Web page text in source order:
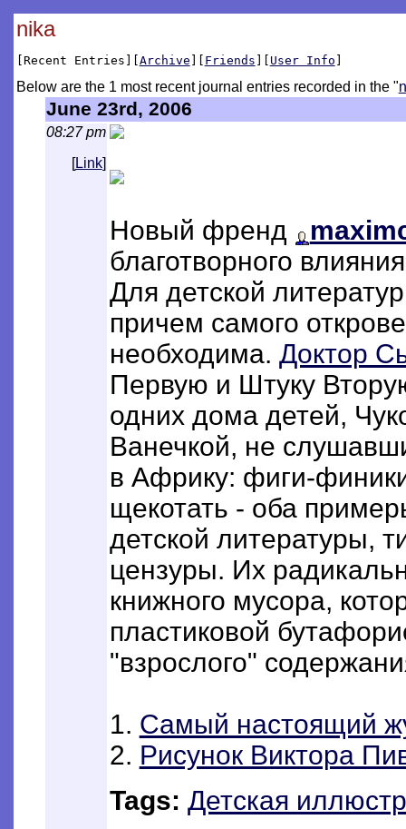
nika
[Recent Entries][Archive ][ Friends ][ User Info ]
Below are the 1 most recent journal entries recorded in the "
June 23rd, 2006
08:27 pm
[Link]
Новый френд
благотворного
Для детской
причем самого
необходима. Доктор
Первую и Штуку
одних дома детей,
Ванечкой, не
в Африку: фиги-
щекотать - оба
детской литературы,
цензуры. Их
книжного мусора,
пластиковой
"взрослого"
1. Самый настоящий
2. Рисунок Виктора
Tags: Детская